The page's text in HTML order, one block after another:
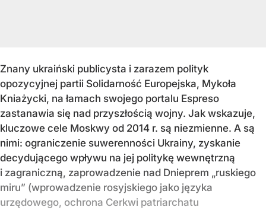
Znany ukraiński publicysta i zarazem polityk
opozycyjnej partii Solidarność Europejska, Mykoła
Kniażycki, na łamach swojego portalu Espreso
zastanawia się nad przyszłością wojny. Jak wskazuje,
kluczowe cele Moskwy od 2014 r. są niezmienne. A są
nimi: ograniczenie suwerenności Ukrainy, zyskanie
decydującego wpływu na jej politykę wewnętrzną
i zagraniczną, zaprowadzenie nad Dnieprem „ruskiego
miru” (wprowadzenie rosyjskiego jako języka
urzędowego, ochrona Cerkwi patriarchatu